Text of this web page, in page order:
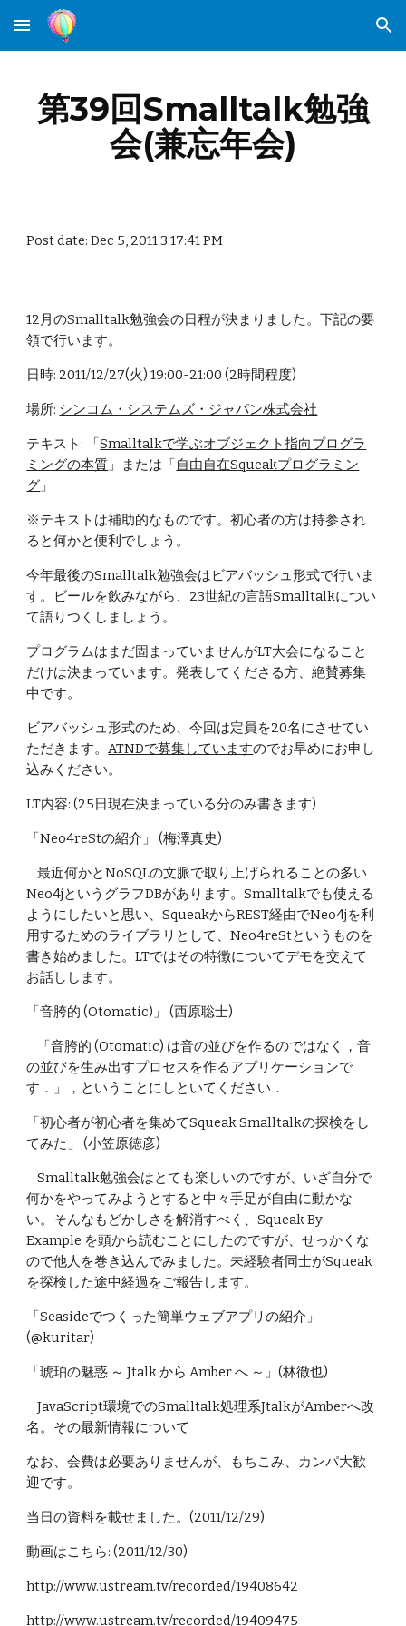
Skip to main content Skip to navigation
第39回Smalltalk勉強
会(兼忘年会)
Post date: Dec 5, 2011 3:17:41 PM
12月のSmalltalk勉強会の日程が決まりました。下記の要
領で行います。
日時: 2011/12/27(火) 19:00-21:00 (2時間程度)
場所: シンコム・システムズ・ジャパン株式会社
テキスト: 「Smalltalkで学ぶオブジェクト指向プログラ
ミングの本質 」または「自由自在Squeakプログラミン
グ 」
※テキストは補助的なものです。初心者の方は持参され
ると何かと便利でしょう。
今年最後のSmalltalk勉強会はビアバッシュ形式で行いま
す。ビールを飲みながら、23世紀の言語Smalltalkについ
て語りつくしましょう。
プログラムはまだ固まっていませんがLT大会になること
だけは決まっています。発表してくださる方、絶賛募集
中です。
ビアバッシュ形式のため、今回は定員を20名にさせてい
ただきます。ATNDで募集していますのでお早めにお申し
込みください。
LT内容: (25日現在決まっている分のみ書きます)
「Neo4reStの紹介」 (梅澤真史)
    最近何かとNoSQLの文脈で取り上げられることの多い
Neo4jというグラフDBがあります。Smalltalkでも使える
ようにしたいと思い、SqueakからREST経由でNeo4jを利
用するためのライブラリとして、Neo4reStというものを
書き始めました。LTではその特徴についてデモを交えて
お話しします。
「音胯的 (Otomatic)」 (西原聡士)
の並びを生み出すプロセスを作るアプリケーションで
す．」，ということにしといてください．
「初心者が初心者を集めてSqueak Smalltalkの探検をし
てみた」 (小笠原徳彦)
    Smalltalk勉強会はとても楽しいのですが、いざ自分で
何かをやってみようとすると中々手足が自由に動かな
い。そんなもどかしさを解消すべく、Squeak By
Example を頭から読むことにしたのですが、せっかくな
ので他人を巻き込んでみました。未経験者同士がSqueak
を探検した途中経過をご報告します。
「Seasideでつくった簡単ウェブアプリの紹介」
(@kuritar)
「琥珀の魅惑 ～ Jtalk から Amber へ ～」(林徹也)
    JavaScript環境でのSmalltalk処理系JtalkがAmberへ改
名。その最新情報について
なお、会費は必要ありませんが、もちこみ、カンパ大歓
迎です。
当日の資料を載せました。(2011/12/29)
動画はこちら: (2011/12/30)
http://www.ustream.tv/recorded/19408642
http://www.ustream.tv/recorded/19409475